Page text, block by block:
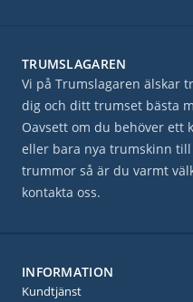
TRUMSLAGAREN
Vi på Trumslagaren älskar
dig och ditt trumset bästa
Oavsett om du behöver ett
eller bara nya trumskinn
trummor så är du varmt
kontakta oss.
INFORMATION
Kundtjänst